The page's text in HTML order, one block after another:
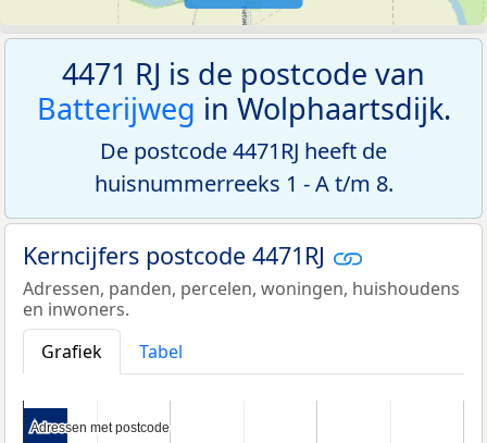
4471 RJ is de postcode van
Batterijweg in Wolphaartsdijk.
De postcode 4471RJ heeft de
huisnummerreeks 1 - A t/m 8.
Kerncijfers postcode 4471RJ
Adressen, panden, percelen, woningen, huishoudens
en inwoners.
Grafiek
Tabel
Adressen met postcode
Adressen met postcode